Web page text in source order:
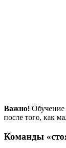
Важно! Обучение
после того, как
Команды